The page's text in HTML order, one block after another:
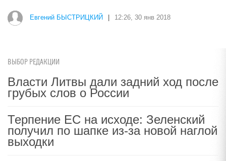
Евгений БЫСТРИЦКИЙ 12:26, 30 янв 2018
ВЫБОР РЕДАКЦИИ
Власти Литвы дали задний ход после
грубых слов о России
Терпение ЕС на исходе: Зеленский
получил по шапке из-за новой наглой
выходки